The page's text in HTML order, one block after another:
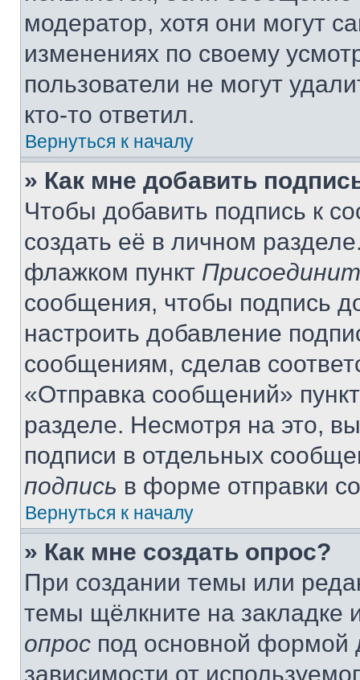
модератор, хотя они могут
изменениях по своему
пользователи не могут
кто-то ответил.
Вернуться к началу
» Как мне добавить
Чтобы добавить подпись к
создать её в личном
флажком пункт
сообщения, чтобы подпись
настроить добавление
сообщениям, сделав
«Отправка сообщений»
разделе. Несмотря на это,
подписи в отдельных
подпись в форме отправки
Вернуться к началу
» Как мне создать опрос?
При создании темы или
темы щёлкните на
опрос под основной формой
зависимости от